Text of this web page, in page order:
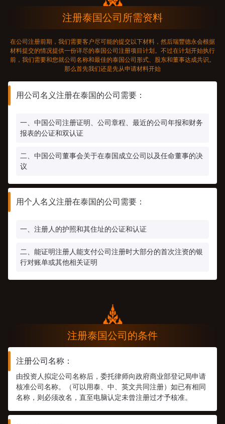
注册泰国公司所需资料
在公司注册前期，我们需要客户尽可能的提交以下材料，然后瑞豐德永会根据
材料提交的情况提供一份详尽的泰国公司注册项目计划。不过在计划开始执行
前，我们需要和您就公司名称和最佳的泰国公司形式、股东和董事达成共识。
那么首先我们还是先从申请材料开始
用公司名义注册在泰国的公司需要：
一、中国公司注册证明、公司章程、最近的公司年报和财务
报表的公证和双认证
二、中国公司董事会关于在泰国成立公司以及任命董事的决
议
用个人名义注册在泰国的公司需要：
一、注册人的护照和其住址的公证和认证
二、能证明注册人能支付公司注册时大部分的首次注资的银
行对账单或其他相关证明
注册泰国公司的条件
注册公司名称：
由投资人拟定公司名称后，委托律师向政府商业部登记局申请
核准公司名称。（可以用泰、中、英文共同注册）如已有相同
名称，则必须改名，直至电脑认定未曾注册过才予核准。